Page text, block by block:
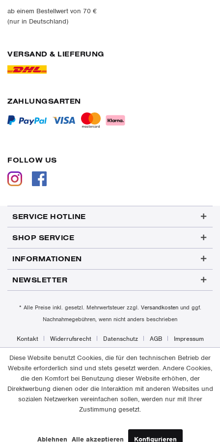
ab einem Bestellwert von 70 €
(nur in Deutschland)
VERSAND & LIEFERUNG
ZAHLUNGSARTEN
FOLLOW US
SERVICE HOTLINE
SHOP SERVICE
INFORMATIONEN
NEWSLETTER
* Alle Preise inkl. gesetzl. Mehrwertsteuer zzgl. Versandkostenund ggf.
Nachnahmegebühren, wenn nicht anders beschrieben
Kontakt Widerrufsrecht Datenschutz AGB Impressum
Diese Website benutzt Cookies, die für den technischen Betrieb der
Website erforderlich sind und stets gesetzt werden. Andere Cookies,
die den Komfort bei Benutzung dieser Website erhöhen, der
Direktwerbung dienen oder die Interaktion mit anderen Websites und
sozialen Netzwerken vereinfachen sollen, werden nur mit Ihrer
Zustimmung gesetzt.
Ablehnen Alle akzeptieren Konfigurieren